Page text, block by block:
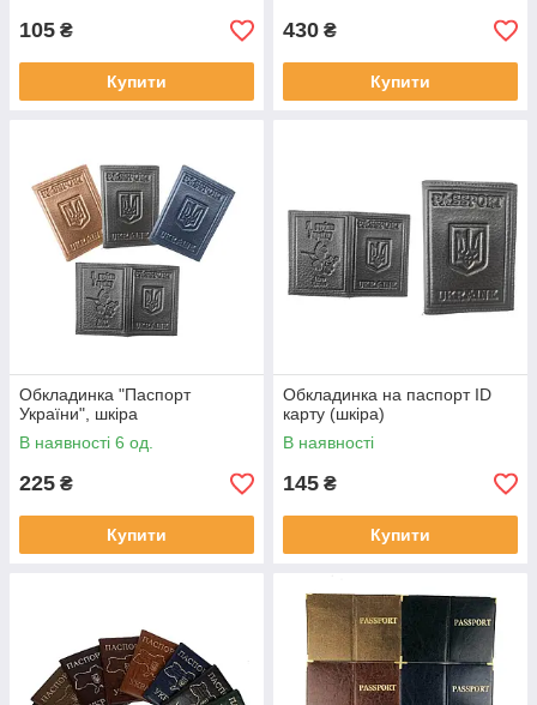
105 ₴
Купити
430 ₴
Купити
Обкладинка "Паспорт
України", шкіра
В наявності 6 од.
225 ₴
Купити
Обкладинка на паспорт ID
карту (шкіра)
В наявності
145 ₴
Купити